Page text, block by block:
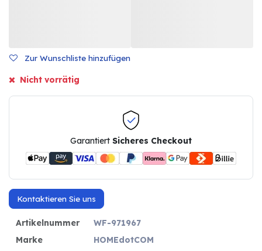
Zur Wunschliste hinzufügen
Nicht vorrätig
Garantiert Sicheres Checkout
Kontaktieren Sie uns
Artikelnummer
WF-971967
Marke
HOMEdotCOM